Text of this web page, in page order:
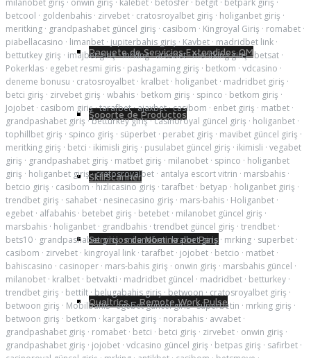
Paquete de Servicios Extendidos QM
Soporte de Productos
SkillScanner
Servicios de Nómina por País
Qualtrics – Remote Work Pulse
betcool · goldenbahis · zirvebet · cratosroyalbet giriş · holiganbet giriş ·
meritking · grandpashabet güncel giriş · casibom · Kingroyal Giriş · romabet ·
piabellacasino · limanbet · jupiterbahis giriş · Kavbet · madridbet link ·
bettutkey giriş · imajbet giriş·mrking·aresbet·meritking giriş·betsat ·
Pokerklas · egebet resmi giris · pashagaming giriş · betkom · vdcasino ·
deneme bonusu · cratosroyalbet · kralbet · holiganbet · madridbet giriş ·
betci giriş · zirvebet giriş · wbahis · betkom giriş · spinco · betkom giriş ·
Jojobet · casibom giriş·tarafbet·ajaxbet·casibom · enbet giriş · matbet ·
grandpashabet giriş ·betturkey giriş·casinoroyal güncel giriş · holiganbet ·
tophillbet giriş · spinco giriş · süperbet · perabet giriş · mavibet güncel giriş ·
meritking giriş · betci · ikimisli giriş · pusulabet güncel giriş · ikimisli · vegabet
giriş · grandpashabet giriş · matbet giriş · milanobet · spinco · holiganbet
giriş · holiganbet giriş·cratosroyalbet · antalya escort vitrin · marsbahis ·
betcio giriş · casibom · hızlıcasino giriş · tarafbet · betyap · holiganbet giriş ·
trendbet giriş · sahabet · nesinecasino giriş · mars-bahis · Holiganbet ·
egebet · alfabahis · betebet giriş · betebet · milanobet güncel giriş ·
marsbahis · holiganbet · grandbahis · trendbet güncel giriş · trendbet ·
bets10 · grandpashabet giriş·milanobet·kralbet giriş · mrking · superbet ·
casibom · zirvebet · kingroyal link · tarafbet · jojobet · betcio · matbet ·
bahiscasino · casinoper · mars-bahis giriş · onwin giriş · marsbahis güncel ·
milanobet · kralbet · betvakti · madridbet güncel · madridbet · betturkey ·
trendbet giriş · bettilt · belugabahis giriş · betwoon · cratosroyalbet giriş ·
betwoon giriş · Mobilbahis·egebet güncel giris·süperbetin · mrking giriş ·
betwoon giriş · betkom · kargabet giriş · norabahis · avvabet ·
grandpashabet giriş · romabet · betci · betci giriş · zirvebet · onwin giriş ·
grandpashabet giriş · jojobet · vdcasino güncel giriş · betpas giriş · safirbet ·